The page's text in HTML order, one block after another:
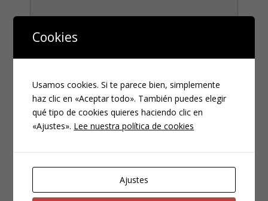
CATEGORÍAS
Compliance
Noticias
Penal
Penitenciario
Cookies
Usamos cookies. Si te parece bien, simplemente
haz clic en «Aceptar todo». También puedes elegir
qué tipo de cookies quieres haciendo clic en
«Ajustes». Lee nuestra política de cookies
Ajustes